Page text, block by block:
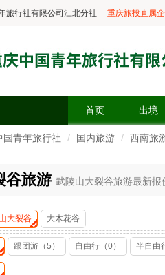
旅行社有限公司江北分社 重庆旅投直属
首页 出境
国青年旅行社 国内旅游 西南旅
谷旅游 武陵山大裂谷旅游最新
大裂谷 大木花谷
跟团游（5） 自由行（0） 半自由